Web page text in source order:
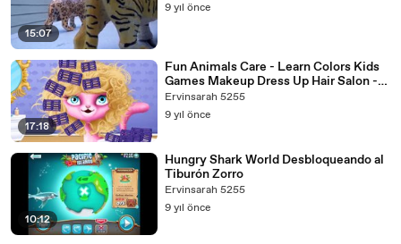
15:07
9 yıl önce
17:18
Fun Animals Care - Learn Colors Kids
Games Makeup Dress Up Hair Salon -
Makeover Gameplay
Ervinsarah 5255
9 yıl önce
10:12
Hungry Shark World Desbloqueando al
Tiburón Zorro
Ervinsarah 5255
9 yıl önce